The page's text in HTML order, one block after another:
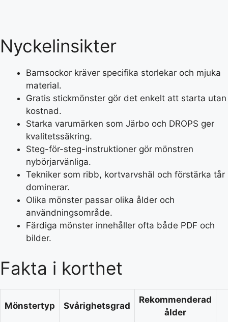
Nyckelinsikter
Barnsockor kräver specifika storlekar och mjuka
material.
Gratis stickmönster gör det enkelt att starta utan
kostnad.
Starka varumärken som Järbo och DROPS ger
kvalitetssäkring.
Steg-för-steg-instruktioner gör mönstren
nybörjarvänliga.
Tekniker som ribb, kortvarvshäl och förstärka tår
dominerar.
Olika mönster passar olika ålder och
användningsområde.
Färdiga mönster innehåller ofta både PDF och
bilder.
Fakta i korthet
Mönstertyp Svårighetsgrad
Rekommenderad
ålder